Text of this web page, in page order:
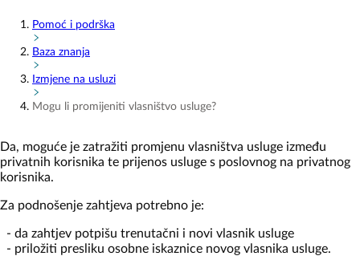
Pomoć i podrška
Baza znanja
Izmjene na usluzi
Mogu li promijeniti vlasništvo usluge?
Da, moguće je zatražiti promjenu vlasništva usluge između
privatnih korisnika te prijenos usluge s poslovnog na privatnog
korisnika.
Za podnošenje zahtjeva potrebno je:
- da zahtjev potpišu trenutačni i novi vlasnik usluge
- priložiti presliku osobne iskaznice novog vlasnika usluge.